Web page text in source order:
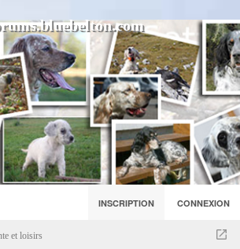
INSCRIPTION CONNEXION
et loisirs